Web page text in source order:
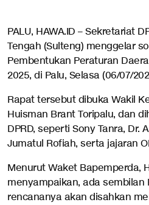
PALU, HAWA.ID – Sekretariat
Tengah (Sulteng) menggelar
Pembentukan Peraturan
2025, di Palu, Selasa (06/07/
Rapat tersebut dibuka Wakil
Huisman Brant Toripalu, dan
DPRD, seperti Sony Tanra, Dr.
Jumatul Rofiah, serta jajaran
Menurut Waket Bapemperda,
menyampaikan, ada sembilan
rencananya akan disahkan